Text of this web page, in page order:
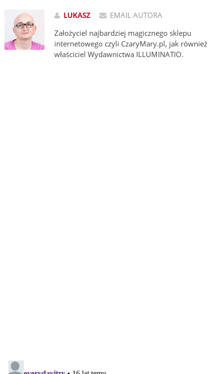
LUKASZ
EMAIL AUTORA
Założyciel najbardziej magicznego sklepu
internetowego czyli CzaryMary.pl, jak również
właściciel Wydawnictwa ILLUMINATIO.